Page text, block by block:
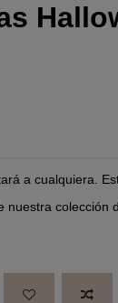
a cualquiera.
nuestra colección